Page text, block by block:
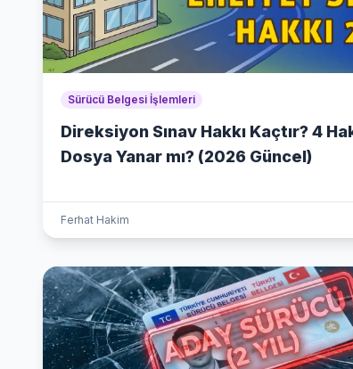
Sürücü Belgesi İşlemleri
Direksiyon Sınav Hakkı Kaçtır? 4
Dosya Yanar mı? (2026 Güncel)
Ferhat Hakim